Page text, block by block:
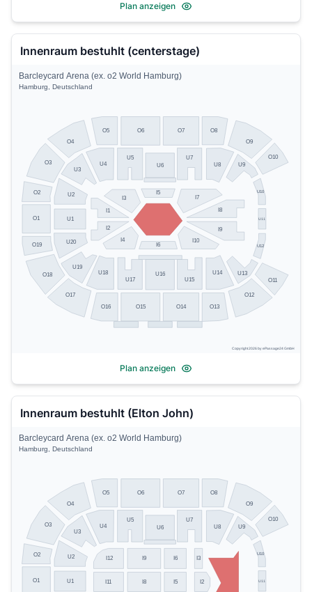
Plan anzeigen
Innenraum bestuhlt (centerstage)
O19
O18
O17
O16
O15 O14 O13
O12
O11
O10
O9
O8
O7
O6
O5
O4
O3
O2
O1
U20
U19
U18
U17
U16
U15
U14 U13
U12
U11
U10
U9
U8
U7
U6
U5
U4
U3
U2
U1
I7
I8
I9
I10
I6
I4
I2
I1
I3
I5
Barcleycard Arena (ex. o2 World Hamburg)
Hamburg, Deutschland
Copyright 2026 by ePassage24 GmbH
Plan anzeigen
Innenraum bestuhlt (Elton John)
O10
O9
O8
O7
O6
O5
O4
O3
O2
O1 U11
U10
U9
U8
U7
U6
U5
U4
U3
U2
U1
I3
I5
I6
I8
I9
I11
I12
I2
Barcleycard Arena (ex. o2 World Hamburg)
Hamburg, Deutschland